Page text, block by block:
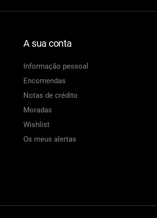
A sua conta
Informação pessoal
Encomendas
Notas de crédito
Moradas
Wishlist
Os meus alertas